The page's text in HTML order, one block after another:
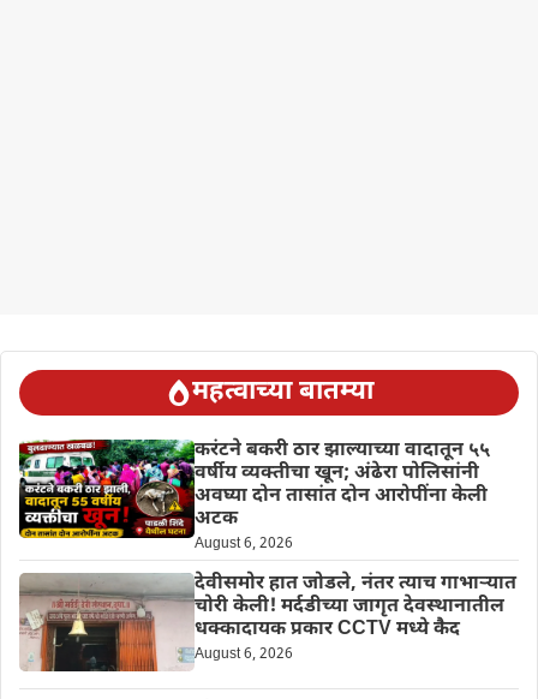
महत्वाच्या बातम्या
करंटने बकरी ठार झाल्याच्या वादातून ५५
वर्षीय व्यक्तीचा खून; अंढेरा पोलिसांनी
अवघ्या दोन तासांत दोन आरोपींना केली
अटक
August 6, 2026
देवीसमोर हात जोडले, नंतर त्याच गाभाऱ्यात
चोरी केली! मर्दडीच्या जागृत देवस्थानातील
धक्कादायक प्रकार CCTV मध्ये कैद
August 6, 2026